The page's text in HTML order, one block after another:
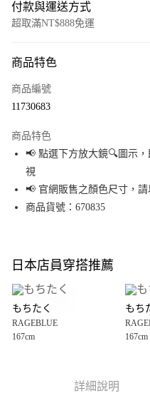
付款與運送方式
超取滿NT$888免運
信用卡一次付款
Apple Pay
街口支付
悠遊付
全盈+PAY
大哥付你分期
【大哥付你分期使用說明】
1.本服務由台灣大哥大提供，台灣
2.付款方式選擇「大哥付你分期」
3.實際核准額度、可分期數及費用
4.訂單成立30分鐘內，如未前往確
AFTEE先享後付
商品特色
商品編號
11730683
商品特色
📢 點選下方放大鏡🔍圖示
視
📢 官網販售之顏色尺寸，
商品貨號：670835
日本店員穿搭推薦
もちたく
RAGEBLUE
167cm
もち
167cm
詳細說明